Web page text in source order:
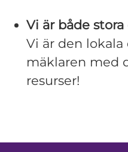
Vi är både
Vi är den
mäklaren med
resurser!